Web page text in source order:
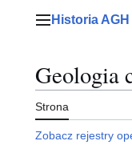
Menu główne
Historia AGH
Geologia
Strona
Zobacz rejestry